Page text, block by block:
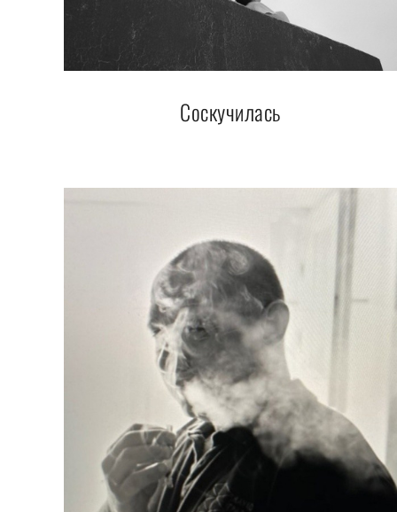
Соскучилась